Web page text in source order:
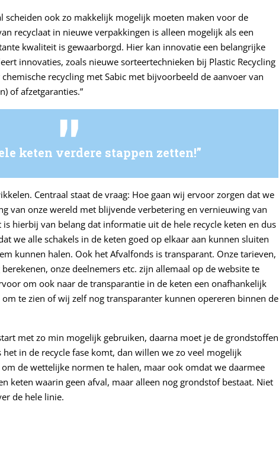
scheiden ook zo makkelijk mogelijk moeten maken voor de
recyclaat in nieuwe verpakkingen is alleen mogelijk als een
kwaliteit is gewaarborgd. Hier kan innovatie een belangrijke
innovaties, zoals nieuwe sorteertechnieken bij Plastic Recycling
recycling met Sabic met bijvoorbeeld de aanvoer van
of afzetgaranties.”
keten verdere stappen zetten!”
Centraal staat de vraag: Hoe gaan wij ervoor zorgen dat we
van onze wereld met blijvende verbetering en vernieuwing van
is hierbij van belang dat informatie uit de hele recycle keten en dus
we alle schakels in de keten goed op elkaar aan kunnen sluiten
kunnen halen. Ook het Afvalfonds is transparant. Onze tarieven,
onze deelnemers etc. zijn allemaal op de website te
om ook naar de transparantie in de keten een onafhankelijk
te zien of wij zelf nog transparanter kunnen opereren binnen de
met zo min mogelijk gebruiken, daarna moet je de grondstoffen
in de recycle fase komt, dan willen we zo veel mogelijk
de wettelijke normen te halen, maar ook omdat we daarmee
keten waarin geen afval, maar alleen nog grondstof bestaat. Niet
de hele linie.